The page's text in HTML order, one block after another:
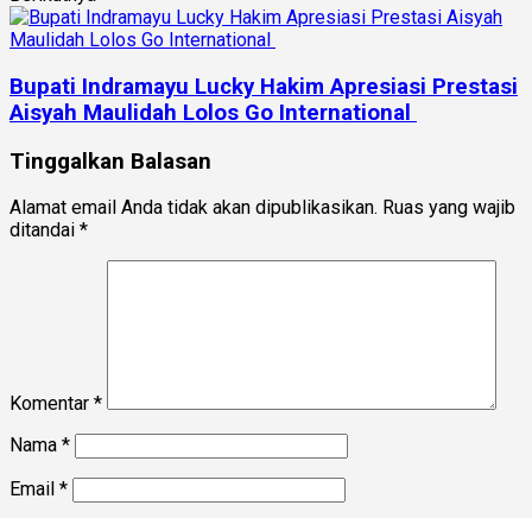
Bupati Indramayu Lucky Hakim Apresiasi Prestasi
Aisyah Maulidah Lolos Go International
Tinggalkan Balasan
Alamat email Anda tidak akan dipublikasikan. Ruas yang wajib
ditandai *
Komentar *
Nama *
Email *